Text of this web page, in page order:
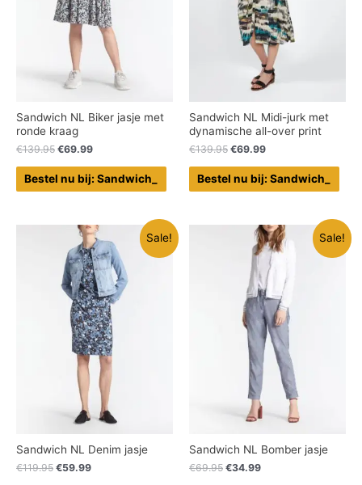
Sandwich NL Biker jasje met
ronde kraag
€139.95 €69.99
Bestel nu bij: Sandwich_
Sandwich NL Midi-jurk met
dynamische all-over print
€139.95 €69.99
Bestel nu bij: Sandwich_
Sale!
Sandwich NL Denim jasje
€119.95 €59.99
Sale!
Sandwich NL Bomber jasje
€69.95 €34.99